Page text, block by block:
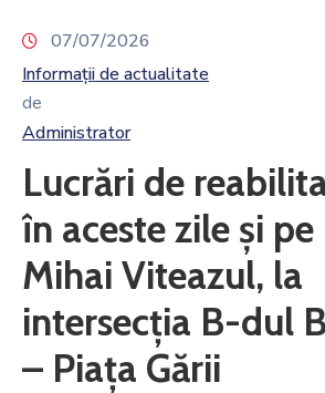
07/07/2026
Informații de actualitate
de
Administrator
Lucrări de
în aceste zile și
Mihai Viteazul, la
intersecția B-dul
– Piața Gării